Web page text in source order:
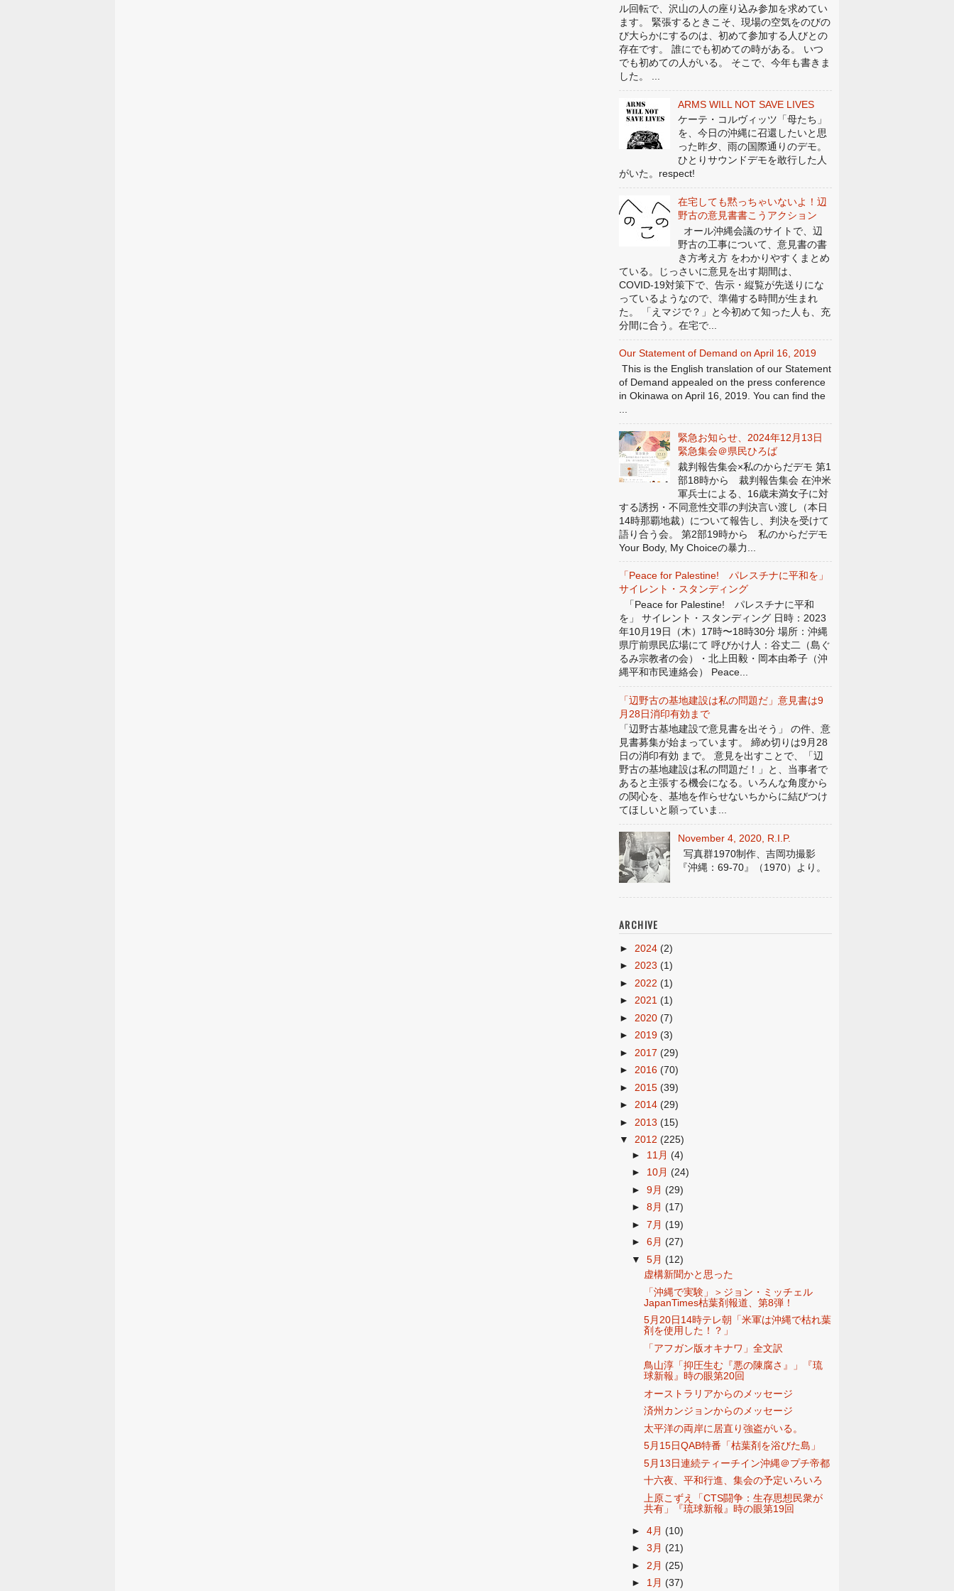
ル回転で、沢山の人の座り込み参加を求めてい
ます。 緊張するときこそ、現場の空気をのびの
び大らかにするのは、初めて参加する人びとの
存在です。 誰にでも初めての時がある。 いつ
でも初めての人がいる。 そこで、今年も書きま
した。 ...
ARMS WILL NOT SAVE LIVES
ケーテ・コルヴィッツ「母たち」
を、今日の沖縄に召還したいと思
った昨夕、雨の国際通りのデモ。
ひとりサウンドデモを敢行した人
がいた。respect!
在宅しても黙っちゃいないよ！辺
野古の意見書書こうアクション
オール沖縄会議のサイトで、辺
野古の工事について、意見書の書
き方考え方 をわかりやすくまとめ
ている。じっさいに意見を出す期間は、
COVID-19対策下で、告示・縦覧が先送りにな
っているようなので、準備する時間が生まれ
た。 「えマジで？」と今初めて知った人も、充
分間に合う。在宅で...
Our Statement of Demand on April 16, 2019
This is the English translation of our Statement
of Demand appealed on the press conference
in Okinawa on April 16, 2019. You can find the
緊急お知らせ、2024年12月13日
緊急集会＠県民ひろば
裁判報告集会×私のからだデモ 第1
部18時から 裁判報告集会 在沖米
軍兵士による、16歳未満女子に対
する誘拐・不同意性交罪の判決言い渡し（本日
14時那覇地裁）について報告し、判決を受けて
語り合う会。 第2部19時から 私のからだデモ
Your Body, My Choiceの暴力...
「Peace for Palestine! パレスチナに平和を」
サイレント・スタンディング
「Peace for Palestine! パレスチナに平和
を」 サイレント・スタンディング 日時：2023
年10月19日（木）17時〜18時30分 場所：沖縄
県庁前県民広場にて 呼びかけ人：谷丈二（島ぐ
るみ宗教者の会）・北上田毅・岡本由希子（沖
縄平和市民連絡会） Peace...
「辺野古の基地建設は私の問題だ」意見書は9
月28日消印有効まで
「辺野古基地建設で意見書を出そう」 の件、意
見書募集が始まっています。 締め切りは9月28
日の消印有効 まで。 意見を出すことで、「辺
野古の基地建設は私の問題だ！」と、当事者で
あると主張する機会になる。いろんな角度から
の関心を、基地を作らせないちからに結びつけ
てほしいと願っていま...
November 4, 2020, R.I.P.
写真群1970制作、吉岡功撮影
『沖縄：69-70』（1970）より。
ARCHIVE
► 2024 (2)
► 2023 (1)
► 2022 (1)
► 2021 (1)
► 2020 (7)
► 2019 (3)
► 2017 (29)
► 2016 (70)
► 2015 (39)
► 2014 (29)
► 2013 (15)
▼
2012 (225)
► 11月 (4)
► 10月 (24)
► 9月 (29)
► 8月 (17)
► 7月 (19)
► 6月 (27)
▼
5月 (12)
虚構新聞かと思った
「沖縄で実験」＞ジョン・ミッチェル
JapanTimes枯葉剤報道、第8弾！
5月20日14時テレ朝「米軍は沖縄で枯れ葉
剤を使用した！？」
「アフガン版オキナワ」全文訳
鳥山淳「抑圧生む『悪の陳腐さ』」『琉
球新報』時の眼第20回
オーストラリアからのメッセージ
済州カンジョンからのメッセージ
太平洋の両岸に居直り強盗がいる。
5月15日QAB特番「枯葉剤を浴びた島」
5月13日連続ティーチイン沖縄＠プチ帝都
十六夜、平和行進、集会の予定いろいろ
上原こずえ「CTS闘争：生存思想民衆が
共有」『琉球新報』時の眼第19回
► 4月 (10)
► 3月 (21)
► 2月 (25)
► 1月 (37)